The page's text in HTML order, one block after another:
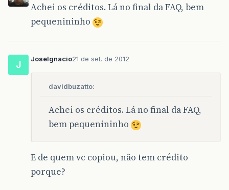
Achei os créditos. Lá no final da FAQ, bem
pequenininho
J
JoseIgnacio21 de set. de 2012
davidbuzatto:
Achei os créditos. Lá no final da FAQ,
bem pequenininho
E de quem vc copiou, não tem crédito
porque?